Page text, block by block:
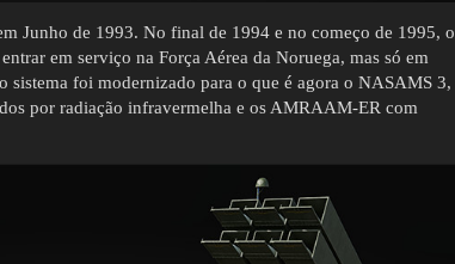
Junho de 1993. No final de 1994 e no começo de 1995, o
em serviço na Força Aérea da Noruega, mas só em
sistema foi modernizado para o que é agora o NASAMS 3,
por radiação infravermelha e os AMRAAM-ER com